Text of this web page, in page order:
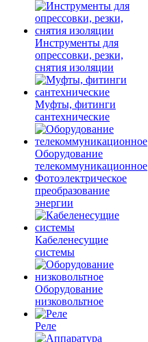
Инструменты для
опрессовки, резки,
снятия изоляции
Муфты, фитинги
сантехнические
Оборудование
телекоммуникационное
Фотоэлектрическое
преобразование
энергии
Кабеленесущие
системы
Оборудование
низковольтное
Реле